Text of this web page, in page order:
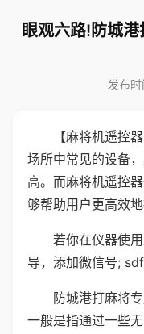
眼观六路!防城
发布
【麻将机遥控
场所中常见的设备
高。而麻将机遥控
够帮助用户更高效地
若你在仪器使
导，添加微信号;
防城港打麻将
一般是指通过一些